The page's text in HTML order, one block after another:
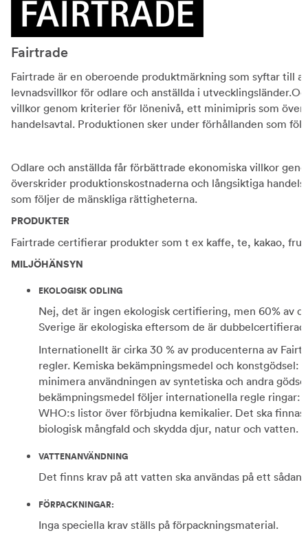
Fairtrade
Fairtrade är en oberoende produktmärkning som syftar till
levnadsvillkor för odlare och anställda i
villkor genom kriterier för lönenivå, ett minimipris som
handelsavtal. Produktionen sker under förhållanden som
Odlare och anställda får förbättrade ekonomiska villkor
överskrider produktionskostnaderna och långsiktiga
som följer de mänskliga rättigheterna.
PRODUKTER
Fairtrade certifierar produkter som t ex kaffe, te, kakao,
MILJÖHÄNSYN
EKOLOGISK ODLING
Nej, det är ingen ekologisk certifiering, men 60% av
Sverige är ekologiska eftersom de är
Internationellt är cirka 30 % av producenterna av
regler. Kemiska bekämpningsmedel och konstgödsel:
minimera användningen av syntetiska och andra
bekämpningsmedel följer internationella regle ringar:
WHO:s listor över förbjudna kemikalier. Det ska
biologisk mångfald och skydda djur, natur och vatten.
VATTENANVÄNDNING
Det finns krav på att vatten ska användas på ett
FÖRPACKNINGAR:
Inga speciella krav ställs på förpackningsmaterial.